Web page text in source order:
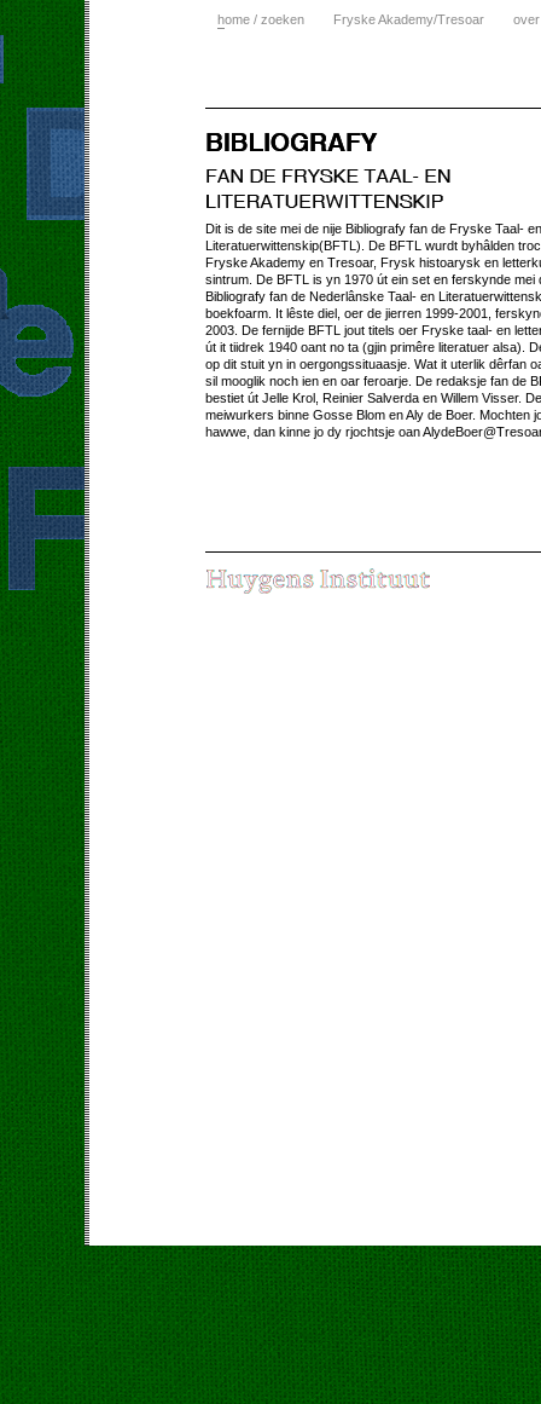
home / zoeken Fryske Akademy/Tresoar
Dit is de site mei de nije Bibliografy fan de Fryske Taal- en
Literatuerwittenskip(BFTL). De BFTL wurdt byhâlden
Fryske Akademy en Tresoar, Frysk histoarysk en
sintrum. De BFTL is yn 1970 út ein set en ferskynde mei
Bibliografy fan de Nederlânske Taal- en
boekfoarm. It lêste diel, oer de jierren 1999-2001,
2003. De fernijde BFTL jout titels oer Fryske taal- en
út it tiidrek 1940 oant no ta (gjin primêre literatuer alsa).
op dit stuit yn in oergongssituaasje. Wat it uterlik dêrfan
sil mooglik noch ien en oar feroarje. De redaksje fan de
bestiet út Jelle Krol, Reinier Salverda en Willem Visser. De
meiwurkers binne Gosse Blom en Aly de Boer. Mochten
hawwe, dan kinne jo dy rjochtsje oan